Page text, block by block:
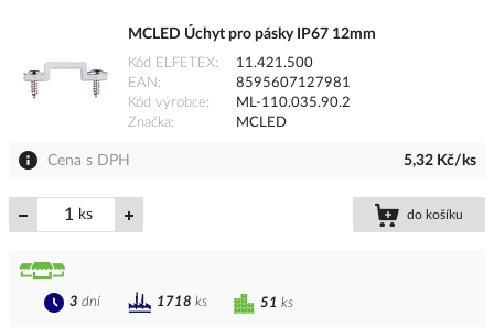
MCLED Úchyt pro pásky IP67 12mm
Kód ELFETEX
11.421.500
EAN
8595607127981
Kód výrobce
ML-110.035.90.2
Značka
MCLED
Cena s DPH 5,32 Kč/ks
ks do košíku
51 ks
3 dní 1718 ks